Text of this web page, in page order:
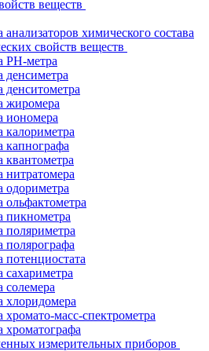
веществ
анализаторов химического состава
свойств веществ
PH-метра
денсиметра
денситометра
жиромера
иономера
калориметра
капнографа
квантометра
нитратомера
одориметра
ольфактометра
пикнометра
поляриметра
полярографа
потенциостата
сахариметра
солемера
хлоридомера
хромато-масс-спектрометра
хроматографа
измерительных приборов